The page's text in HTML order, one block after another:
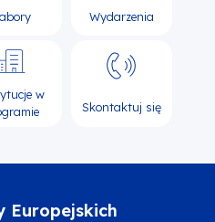
Wydarzenia
w
Skontaktuj się
Europejskich